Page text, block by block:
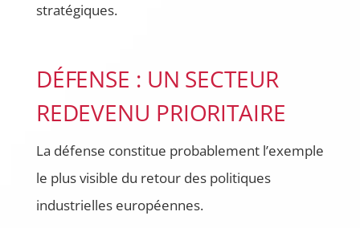
stratégiques.
DÉFENSE : UN SECTEUR
REDEVENU PRIORITAIRE
La défense constitue probablement l’exemple
le plus visible du retour des politiques
industrielles européennes.